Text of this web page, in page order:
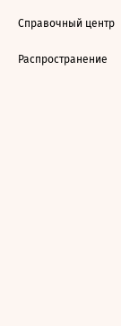
Справочный центр
Распространение